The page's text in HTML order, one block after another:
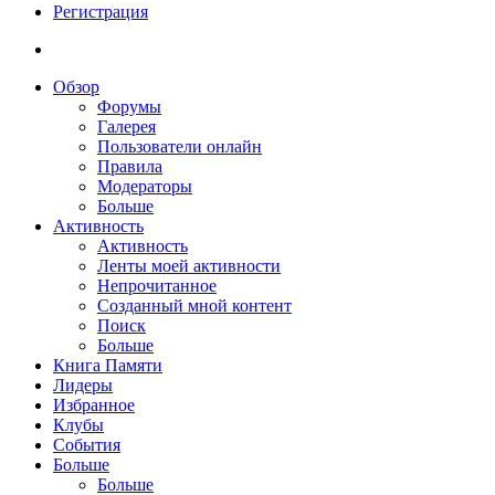
Регистрация
Обзор
Форумы
Галерея
Пользователи онлайн
Правила
Модераторы
Больше
Активность
Активность
Ленты моей активности
Непрочитанное
Созданный мной контент
Поиск
Больше
Книга Памяти
Лидеры
Избранное
Клубы
События
Больше
Больше